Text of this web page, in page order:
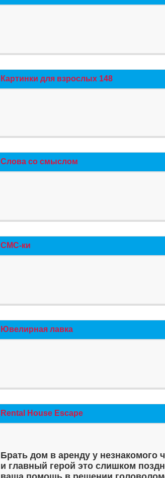
Картинки для взрослых 148
Слова со смыслом
СМС-ки
Ювелирная лавка
Rental House Escape
Брать дом в аренду у незнакомого
и главный герой это слишком